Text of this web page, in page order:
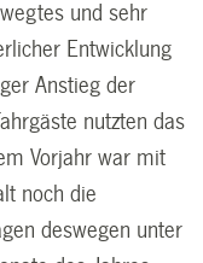
und sehr
Entwicklung
Anstieg der
nutzten das
Vorjahr war mit
noch die
deswegen unter